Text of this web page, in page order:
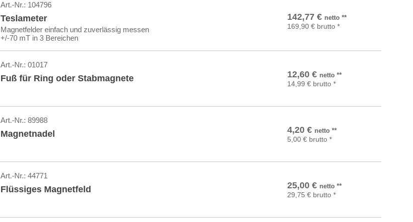
Art.-Nr.: 104796
Teslameter
Magnetfelder einfach und zuverlässig messen
+/-70 mT in 3 Bereichen
142,77 € netto**
169,90 € brutto *
In den Warenkorb
Art.-Nr.: 01017
Fuß für Ring oder Stabmagnete 12,60 € netto**
14,99 € brutto *
In den Warenkorb
Art.-Nr.: 89988
Magnetnadel 4,20 € netto**
5,00 € brutto *
Art.-Nr.: 44771
Flüssiges Magnetfeld 25,00 € netto**
29,75 € brutto *
In den Warenkorb